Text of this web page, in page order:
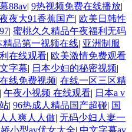
88av| 9热视频免费在线播放|
夜大91香蕉国产| 欧美日韩性
| 蜜桃久久精品午夜福利无码
精品第一视频在线| 亚洲制服
在线观看| 欧美激情免费观看
字幕| 日本少妇的秘密视频|
线免费视频| 在线一区三区精
| 午夜小视频 在线观看| 日本a v
| 96热成人精品国产超碰| 国
人爽人人做| 无码少妇人妻一